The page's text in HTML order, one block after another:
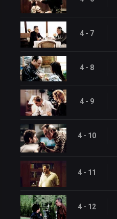
4 - 7
4 - 8
4 - 9
4 - 10
4 - 11
4 - 12